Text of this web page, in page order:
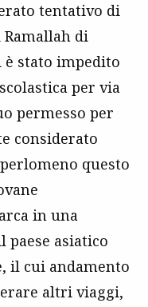
tentativo di
di
stato impedito
per via
permesso per
considerato
questo
in una
asiatico
il cui andamento
altri viaggi,